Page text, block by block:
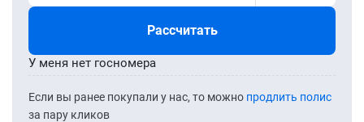
Рассчитать
Если вы ранее покупали у нас, то можно продлить полис
за пару кликов
У меня нет госномера